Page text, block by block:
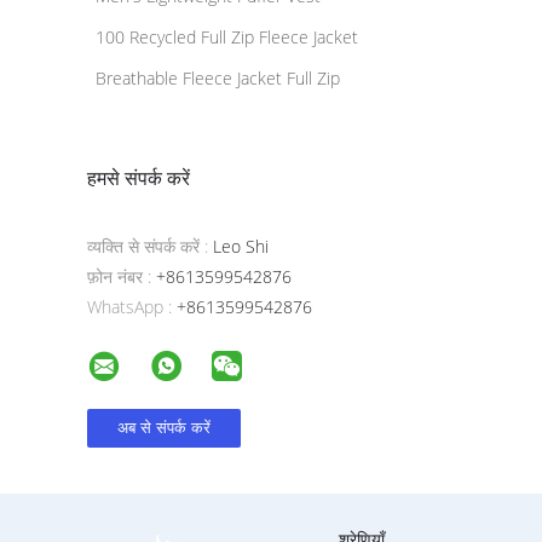
100 Recycled Full Zip Fleece Jacket
Breathable Fleece Jacket Full Zip
हमसे संपर्क करें
व्यक्ति से संपर्क करें : Leo Shi
फ़ोन नंबर : +8613599542876
WhatsApp : +8613599542876